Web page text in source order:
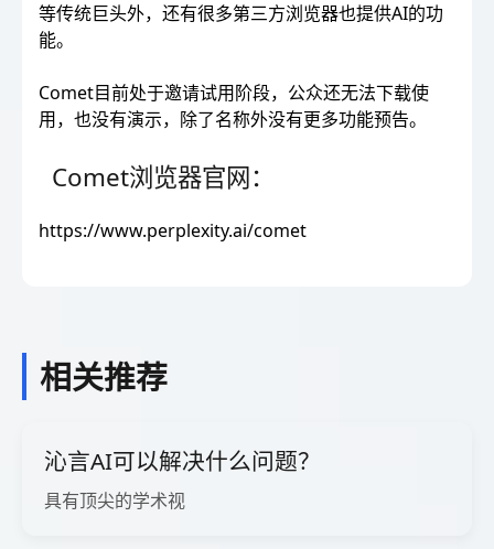
等传统巨头外，还有很多第三方浏览器也提供AI的功
能。
Comet目前处于邀请试用阶段，公众还无法下载使
用，也没有演示，除了名称外没有更多功能预告。
Comet浏览器官网：
https://www.perplexity.ai/comet
相关推荐
沁言AI可以解决什么问题？
具有顶尖的学术视